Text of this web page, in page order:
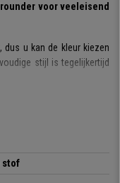
voor veeleisend
, dus u kan de kleur kiezen
stijl is tegelijkertijd
rug te bieden. Bovendien
belangrijk is om op een
lichaamshouding te
stof